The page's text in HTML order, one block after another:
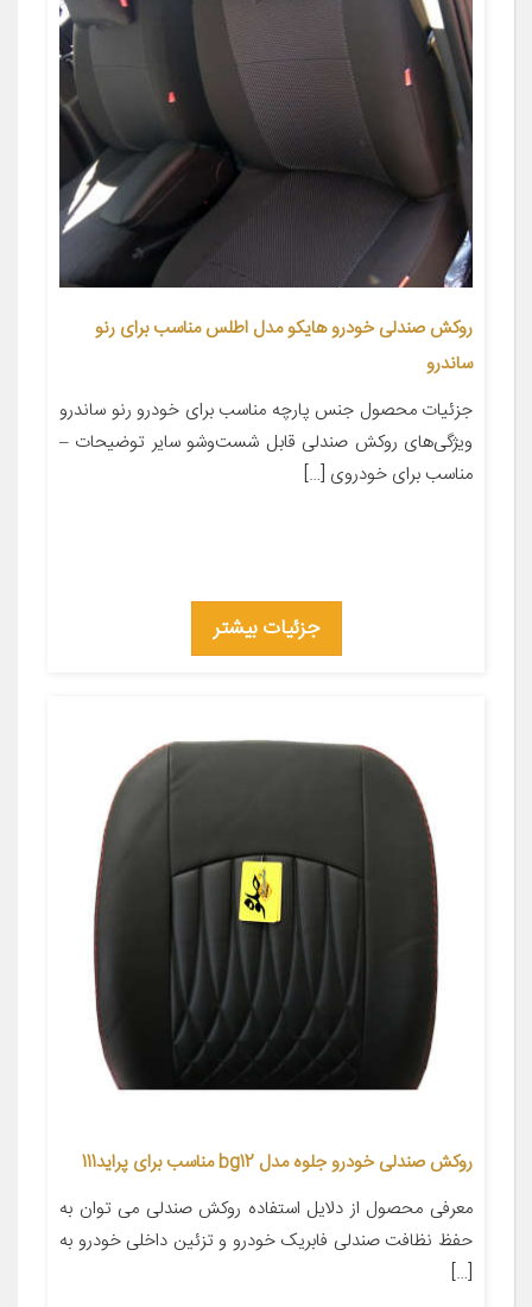
روکش صندلی خودرو هایکو مدل اطلس مناسب برای رنو
ساندرو
جزئیات محصول جنس پارچه مناسب برای خودرو رنو ساندرو
ویژگی‌های روکش صندلی قابل شست‌وشو سایر توضیحات –
مناسب برای خودروی […]
جزئیات بیشتر
روکش صندلی خودرو جلوه مدل bg12 مناسب برای پراید111
معرفی محصول از دلایل استفاده روکش صندلی می توان به
حفظ نظافت صندلی فابریک خودرو و تزئین داخلی خودرو به
[…]